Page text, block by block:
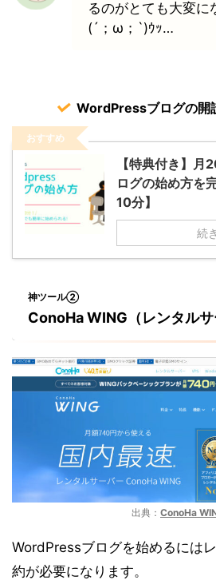
るのがとても大変に
(´；ω；`)ｳｯ…
WordPressブログの開
おすすめ
【特典付き】月
ログの始め方を
10分】
続
神ツール②
ConoHa WING（レンタルサ
出典： ConoHa
WordPressブログを始めるには
約が必要になります。